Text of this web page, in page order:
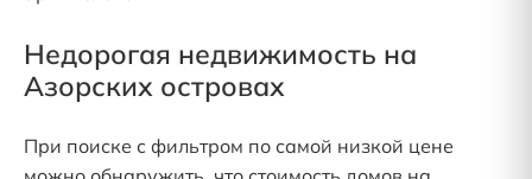
Недорогая недвижимость на
Азорских островах
При поиске с фильтром по самой низкой цене